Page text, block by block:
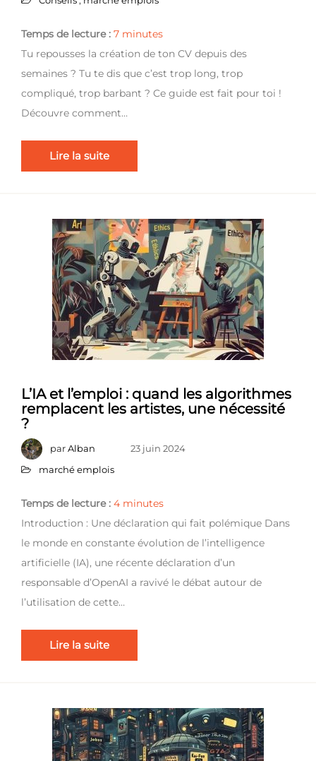
Temps de lecture : 7 minutes
Tu repousses la création de ton CV depuis des
semaines ? Tu te dis que c’est trop long, trop
compliqué, trop barbant ? Ce guide est fait pour toi !
Découvre comment…
Lire la suite
L’IA et l’emploi : quand les algorithmes
remplacent les artistes, une nécessité
?
parAlban
23 juin 2024
marché emplois
Temps de lecture : 4 minutes
Introduction : Une déclaration qui fait polémique Dans
le monde en constante évolution de l’intelligence
artificielle (IA), une récente déclaration d’un
responsable d’OpenAI a ravivé le débat autour de
l’utilisation de cette…
Lire la suite